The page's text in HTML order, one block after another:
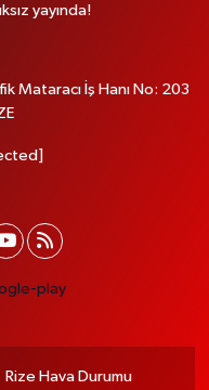
yayında!
Mataracı İş Hanı No: 203
Rize Hava Durumu